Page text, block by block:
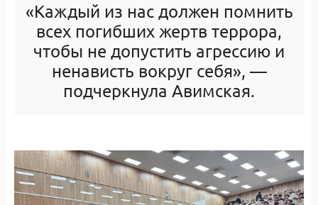
«Каждый из нас должен помнить
всех погибших жертв террора,
чтобы не допустить агрессию и
ненависть вокруг себя», —
подчеркнула Авимская.